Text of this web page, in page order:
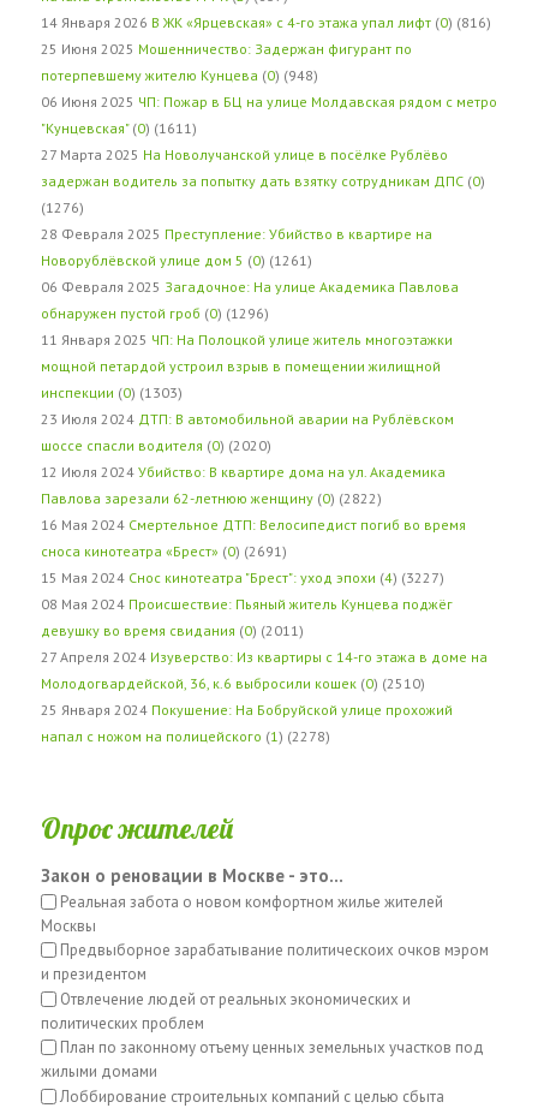
14 Января 2026 В ЖК «Ярцевская» с 4-го этажа упал лифт (0) (816)
25 Июня 2025 Мошенничество: Задержан фигурант по
потерпевшему жителю Кунцева (0) (948)
06 Июня 2025 ЧП: Пожар в БЦ на улице Молдавская рядом с метро
"Кунцевская" (0) (1611)
27 Марта 2025 На Новолучанской улице в посёлке Рублёво
задержан водитель за попытку дать взятку сотрудникам ДПС (0)
(1276)
28 Февраля 2025 Преступление: Убийство в квартире на
Новорублёвской улице дом 5 (0) (1261)
06 Февраля 2025 Загадочное: На улице Академика Павлова
обнаружен пустой гроб (0) (1296)
11 Января 2025 ЧП: На Полоцкой улице житель многоэтажки
мощной петардой устроил взрыв в помещении жилищной
инспекции (0) (1303)
23 Июля 2024 ДТП: В автомобильной аварии на Рублёвском
шоссе спасли водителя (0) (2020)
12 Июля 2024 Убийство: В квартире дома на ул. Академика
Павлова зарезали 62-летнюю женщину (0) (2822)
16 Мая 2024 Смертельное ДТП: Велосипедист погиб во время
сноса кинотеатра «Брест» (0) (2691)
15 Мая 2024 Снос кинотеатра "Брест": уход эпохи (4) (3227)
08 Мая 2024 Происшествие: Пьяный житель Кунцева поджёг
девушку во время свидания (0) (2011)
27 Апреля 2024 Изуверство: Из квартиры с 14-го этажа в доме на
Молодогвардейской, 36, к.6 выбросили кошек (0) (2510)
25 Января 2024 Покушение: На Бобруйской улице прохожий
напал с ножом на полицейского (1 ) (2278)
Опрос жителей
Закон о реновации в Москве - это...
Реальная забота о новом комфортном жилье жителей
Москвы
Предвыборное зарабатывание политическоих очков мэром
и президентом
Отвлечение людей от реальных экономических и
политических проблем
План по законному отъему ценных земельных участков под
жилыми домами
Лоббирование строительных компаний с целью сбыта